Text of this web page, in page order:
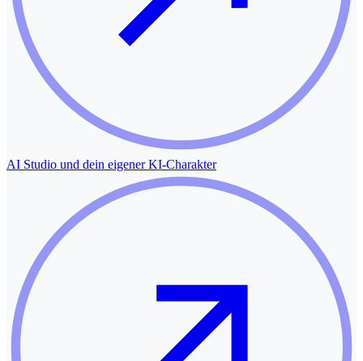
AI Studio und dein eigener KI-Charakter